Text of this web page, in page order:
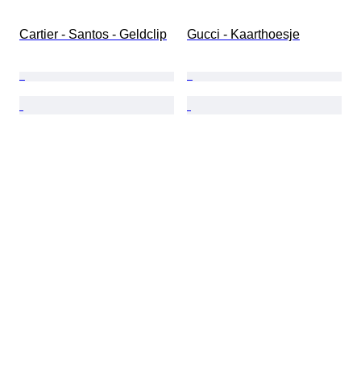
Cartier - Santos - Geldclip Gucci - Kaarthoesje